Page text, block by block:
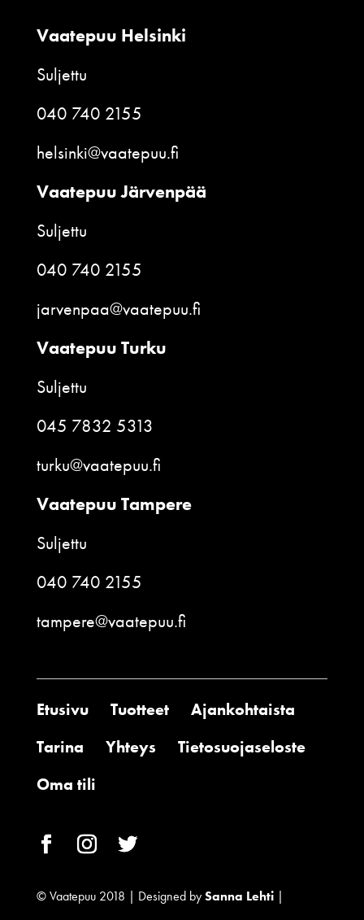
Vaatepuu Helsinki
Suljettu
040 740 2155
helsinki@vaatepuu.fi
Vaatepuu Järvenpää
Suljettu
040 740 2155
jarvenpaa@vaatepuu.fi
Vaatepuu Turku
Suljettu
045 7832 5313
turku@vaatepuu.fi
Vaatepuu Tampere
Suljettu
040 740 2155
tampere@vaatepuu.fi
Etusivu Tuotteet
Ajankohtaista
Tarina
Yhteys
Tietosuojaseloste
Oma tili
© Vaatepuu 2018 | Designed bySanna Lehti|